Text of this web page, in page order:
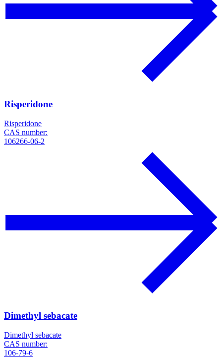
Risperidone
Risperidone
CAS number:
106266-06-2
Dimethyl sebacate
Dimethyl sebacate
CAS number:
106-79-6